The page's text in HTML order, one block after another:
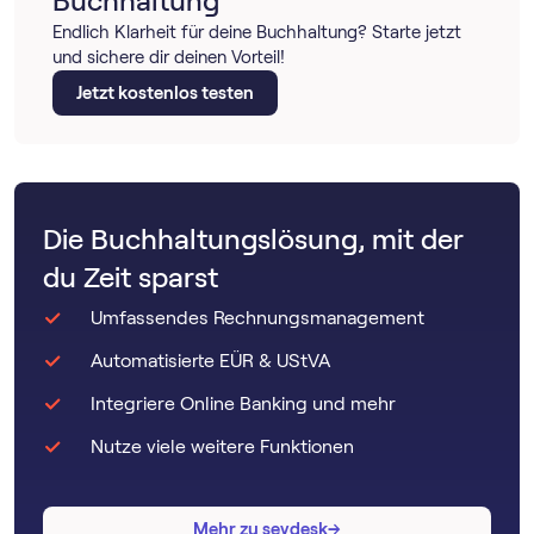
Endlich Klarheit für deine Buchhaltung? Starte jetzt
und sichere dir deinen Vorteil!
Jetzt kostenlos testen
Die Buchhaltungslösung, mit der
du Zeit sparst
Umfassendes Rechnungsmanagement
Automatisierte EÜR & UStVA
Integriere Online Banking und mehr
Nutze viele weitere Funktionen
Mehr zu sevdesk→
→